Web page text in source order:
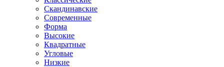
Скандинавские
Современные
Форма
Высокие
Квадратные
Угловые
Низкие